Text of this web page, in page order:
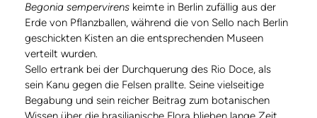
Begonia sempervirens keimte in Berlin zufällig aus der
Erde von Pflanzballen, während die von Sello nach Berlin
geschickten Kisten an die entsprechenden Museen
verteilt wurden.
Sello ertrank bei der Durchquerung des Rio Doce, als
sein Kanu gegen die Felsen prallte. Seine vielseitige
Begabung und sein reicher Beitrag zum botanischen